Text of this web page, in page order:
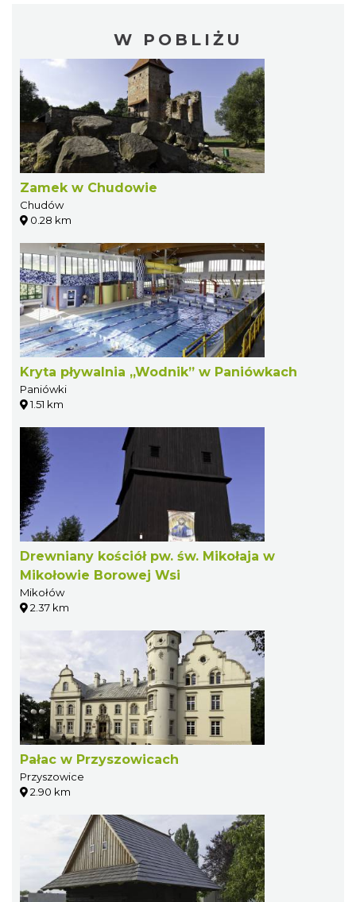
W POBLIŻU
Zamek w Chudowie
Chudów
0.28 km
Kryta pływalnia „Wodnik” w Paniówkach
Paniówki
1.51 km
Drewniany kościół pw. św. Mikołaja w
Mikołowie Borowej Wsi
Mikołów
2.37 km
Pałac w Przyszowicach
Przyszowice
2.90 km